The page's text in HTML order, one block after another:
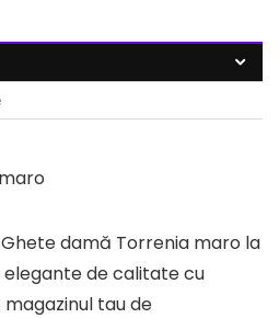
damă Torrenia maro la
elegante de calitate cu
tau de